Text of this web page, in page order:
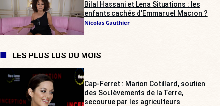
Bilal Hassani et Lena Situations : les
enfants cachés d’Emmanuel Macron ?
Nicolas Gauthier
LES PLUS LUS DU MOIS
Cap-Ferret : Marion Cotillard, soutien
des Soulèvements de la Terre,
secourue par les agriculteurs